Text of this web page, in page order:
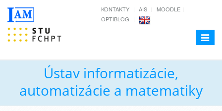
KONTAKTY AIS
MOODLE
OPTIBLOG
Toggle
Ústav informatizácie,
automatizácie a matematiky